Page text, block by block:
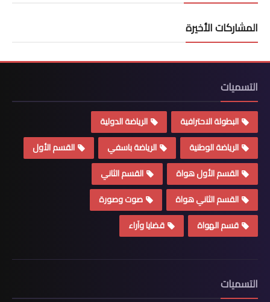
المشاركات الأخيرة
التسميات
البطولة الاحترافية
الرياضة الدولية
الرياضة الوطنية
الرياضة باسفي
القسم الأول
القسم الأول هواة
القسم الثاني
القسم الثاني هواة
صوت وصورة
قسم الهواة
قضايا وآراء
التسميات